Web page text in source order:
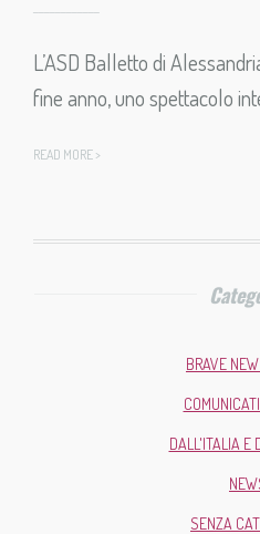
L’ASD Balletto di
fine anno, uno spettacolo
READ MORE >
BRAVE
DALL'ITALIA E
SENZA